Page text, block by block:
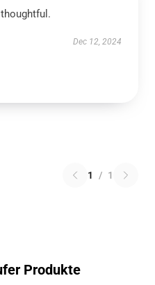
Dec 12, 2024
1 / 1
Produkte